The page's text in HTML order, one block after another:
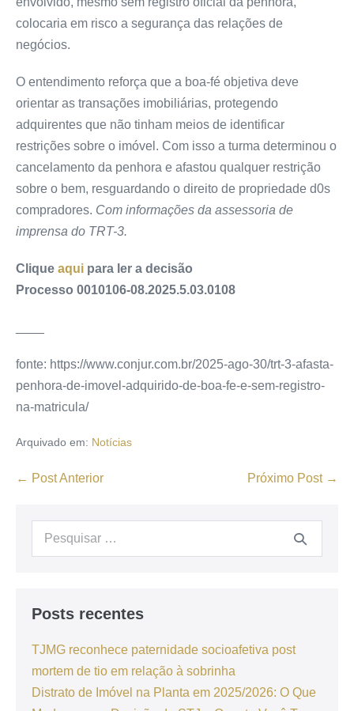
colocaria em risco a segurança das relações de
negócios.
O entendimento reforça que a boa-fé objetiva deve
orientar as transações imobiliárias, protegendo
adquirentes que não tinham meios de identificar
restrições sobre o imóvel. Com isso a turma determinou o
cancelamento da penhora e afastou qualquer restrição
sobre o bem, resguardando o direito de propriedade d0s
compradores. Com informações da assessoria de
imprensa do TRT-3.
Clique aqui para ler a decisão
Processo 0010106-08.2025.5.03.0108
fonte: https://www.conjur.com.br/2025-ago-30/trt-3-afasta-
penhora-de-imovel-adquirido-de-boa-fe-e-sem-registro-
na-matricula/
Arquivado em: Notícias
← Post Anterior Próximo Post →
Posts recentes
TJMG reconhece paternidade socioafetiva post
mortem de tio em relação à sobrinha
Distrato de Imóvel na Planta em 2025/2026: O Que